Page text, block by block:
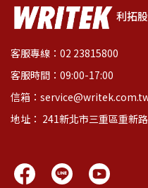
利拓
客服專線：02 23815800
客服時間：09:00-17:00
信箱：
地址： 241新北市三重區重新